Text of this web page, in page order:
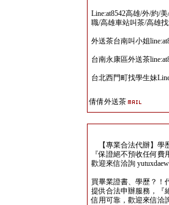
Line:at8542高雄/外/約/
職/高雄車站叫茶/高雄
外送茶台南叫小姐
台南永康區外送茶
台北西門町找學生妹
倩倩外送茶
【專業合法代辦】學
『保證絕不預收任何
歡迎來信洽詢
買畢業證書、學歷？！
提供合法申辦服務，『
信用可靠，歡迎來信洽